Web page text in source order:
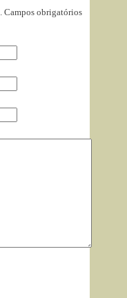
Campos obrigatórios